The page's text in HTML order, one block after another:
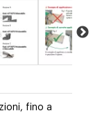
fino a